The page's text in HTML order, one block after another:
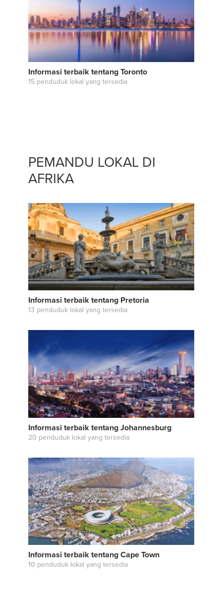
Informasi terbaik tentang Toronto
15 penduduk lokal yang tersedia
PEMANDU LOKAL DI
AFRIKA
Informasi terbaik tentang Pretoria
13 penduduk lokal yang tersedia
Informasi terbaik tentang Johannesburg
20 penduduk lokal yang tersedia
Informasi terbaik tentang Cape Town
10 penduduk lokal yang tersedia